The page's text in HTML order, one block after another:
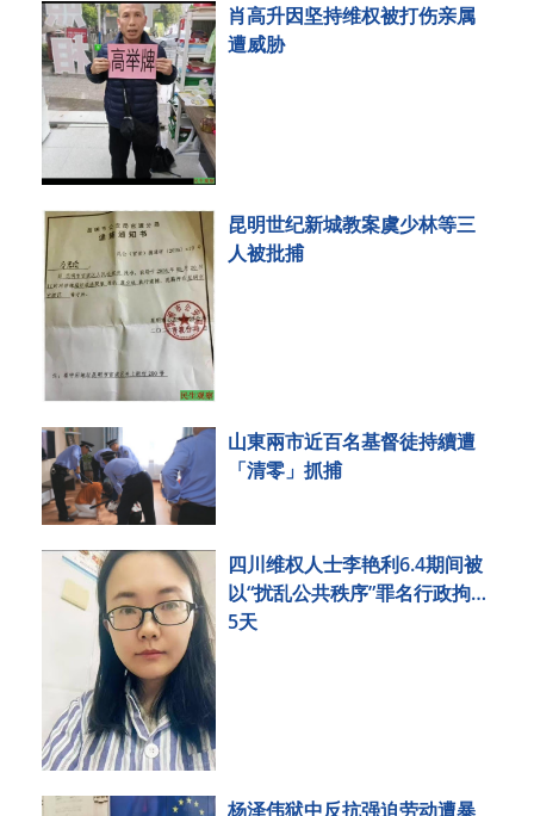
肖高升因坚持维权被打伤亲属
遭威胁
昆明世纪新城教案虞少林等三
人被批捕
山東兩市近百名基督徒持續遭
「清零」抓捕
四川维权人士李艳利6.4期间被
以“扰乱公共秩序”罪名行政拘留
5天
杨泽伟狱中反抗强迫劳动遭暴